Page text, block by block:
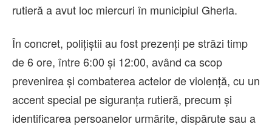
rutieră a avut loc miercuri în municipiul Gherla.
În concret, polițiștii au fost prezenți pe străzi timp
de 6 ore, între 6:00 și 12:00, având ca scop
prevenirea și combaterea actelor de violență, cu un
accent special pe siguranța rutieră, precum și
identificarea persoanelor urmărite, dispărute sau a